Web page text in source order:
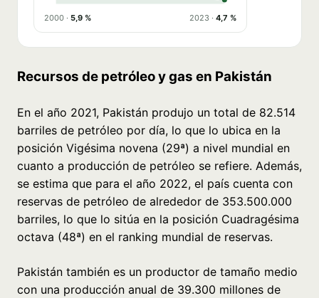
2000 · 5,9 % 2023 · 4,7 %
Recursos de petróleo y gas en Pakistán
En el año 2021, Pakistán produjo un total de 82.514
barriles de petróleo por día, lo que lo ubica en la
posición Vigésima novena (29ª) a nivel mundial en
cuanto a producción de petróleo se refiere. Además,
se estima que para el año 2022, el país cuenta con
reservas de petróleo de alrededor de 353.500.000
barriles, lo que lo sitúa en la posición Cuadragésima
octava (48ª) en el ranking mundial de reservas.
Pakistán también es un productor de tamaño medio
con una producción anual de 39.300 millones de